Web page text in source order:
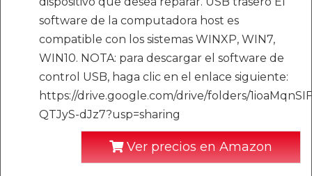
software de la computadora host es
compatible con los sistemas WINXP, WIN7,
WIN10. NOTA: para descargar el software de
control USB, haga clic en el enlace siguiente:
https://drive.google.com/drive/folders/
QTJyS-dJz7?usp=sharing
Ver precios en Amazon